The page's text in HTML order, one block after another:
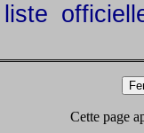
Cette page